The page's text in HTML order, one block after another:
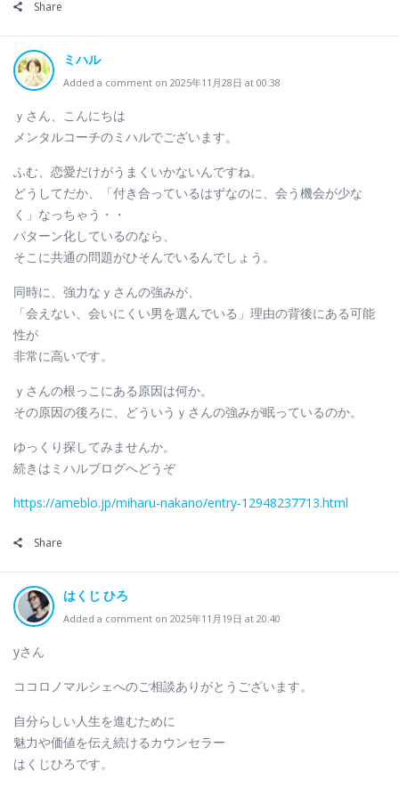
Share
ミハル
Added a comment on 2025年11月28日 at 00:38
ｙさん、こんにちは
メンタルコーチのミハルでございます。
ふむ、恋愛だけがうまくいかないんですね。
どうしてだか、「付き合っているはずなのに、会う機会が少な
く」なっちゃう・・
パターン化しているのなら、
そこに共通の問題がひそんでいるんでしょう。
同時に、強力なｙさんの強みが、
「会えない、会いにくい男を選んでいる」理由の背後にある可能
性が
非常に高いです。
ｙさんの根っこにある原因は何か。
その原因の後ろに、どういうｙさんの強みが眠っているのか。
ゆっくり探してみませんか。
続きはミハルブログへどうぞ
https://ameblo.jp/miharu-nakano/entry-12948237713.html
Share
はくじ ひろ
Added a comment on 2025年11月19日 at 20:40
yさん
ココロノマルシェへのご相談ありがとうございます。
自分らしい人生を進むために
魅力や価値を伝え続けるカウンセラー
はくじひろです。